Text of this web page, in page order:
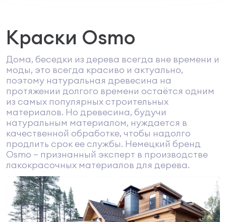
Краски Osmo
Дома, беседки из дерева всегда вне времени и
моды, это всегда красиво и актуально,
поэтому натуральная древесина на
протяжении долгого времени остаётся одним
из самых популярных строительных
материалов. Но древесина, будучи
натуральным материалом, нуждается в
качественной обработке, чтобы надолго
продлить срок ее службы. Немецкий бренд
Osmo – признанный эксперт в производстве
лакокрасочных материалов для дерева.